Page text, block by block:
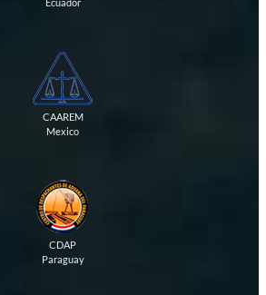
Ecuador
CAAREM
Mexico
CDAP
Paraguay